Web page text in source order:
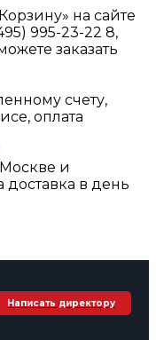
на сайте
995-23-22 8,
заказать
счету,
оплата
и
в день
Написать директору